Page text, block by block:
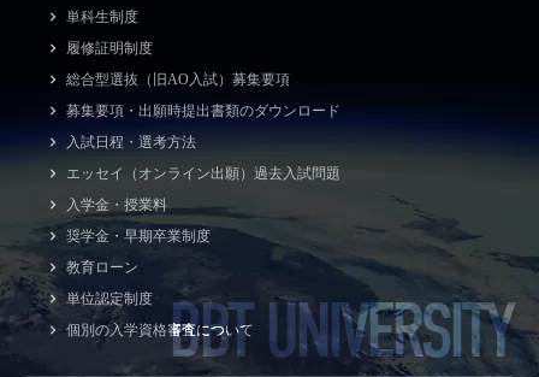
単科生制度
履修証明制度
総合型選抜（旧AO入試）募集要項
募集要項・出願時提出書類のダウンロード
入試日程・選考方法
エッセイ（オンライン出願）過去入試問題
入学金・授業料
奨学金・早期卒業制度
教育ローン
単位認定制度
個別の入学資格審査についてBBT UNIVERSITY